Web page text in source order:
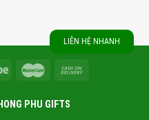
LIÊN HỆ NHANH
PHU GIFTS